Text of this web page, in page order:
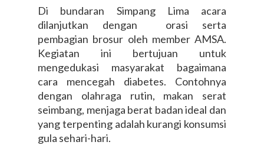
Di bundaran Simpang Lima acara
dilanjutkan dengan orasi serta
pembagian brosur oleh member AMSA.
Kegiatan ini bertujuan untuk
mengedukasi masyarakat bagaimana
cara mencegah diabetes. Contohnya
dengan olahraga rutin, makan serat
seimbang, menjaga berat badan ideal dan
yang terpenting adalah kurangi konsumsi
gula sehari-hari.